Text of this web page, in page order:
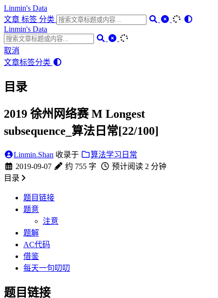
Linmin's Data
文章 标签 分类
Linmin's Data
取消
文章标签分类
目录
2019 徐州网络赛 M Longest
subsequence_算法日常[22/100]
Linmin.Shan 收录于
算法学习日常
2019-09-07
约 755 字
预计阅读 2 分钟
目录
题目链接
题意
注意
题解
AC代码
借鉴
每天一句叨叨
题目链接